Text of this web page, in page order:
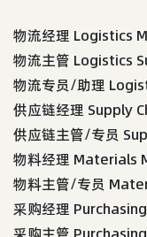
物流经理 Logistics
物流主管 Logistics
物流专员/助理
供应链经理 Supply
供应链主管/专员
物料经理 Materials
物料主管/专员
采购经理